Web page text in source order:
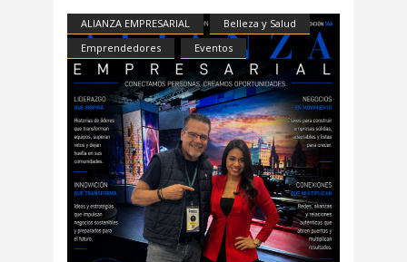
ALIANZA EMPRESARIAL
Belleza y Salud
Emprendedores
Eventos